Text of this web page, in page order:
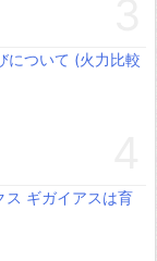
について (火力比較
ス ギガイアスは育